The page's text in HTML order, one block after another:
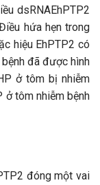
dsRNAEhPTP2
hứa hẹn trong
hiệu EhPTP2 có
đã được hình
ở tôm bị nhiễm
ở tôm nhiễm bệnh
đóng một vai